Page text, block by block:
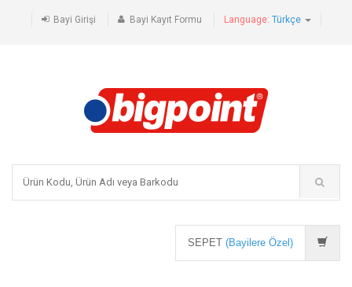
Bayi Girişi Bayi Kayıt Formu Language: Türkçe
SEPET (Bayilere Özel)